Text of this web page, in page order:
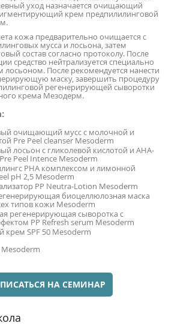
уход назначается очищающий
крем предпилилинговой
кожа предварительно очищается с
мусса и лосьона, затем
состав согласно протоколу. После
средство нейтрализуется специально
После рекомендуется нанести
маску, завершить процедуру
регенерирующей сыворотки
крема Мезодерм.
очищающий мусс с молочной и
Pre Peel cleanser Mesoderm
лосьон с гликолевой кислотой и АНА-
Peel Intence Mesoderm
РНА комплексом и лимонной
рН 2,5 Mesoderm
PP Neutra-Lotion Mesoderm
биоцеллюлозная маска
типов кожи Mesoderm
регенерирующая сыворотка с
PP Refresh serum Mesoderm
SPF 50 Mesoderm
Mesoderm
НА СЕМИНАР